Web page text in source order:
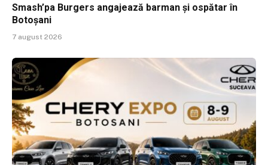
Smash’pa Burgers angajează barman și ospătar în
Botoșani
7 august 2026